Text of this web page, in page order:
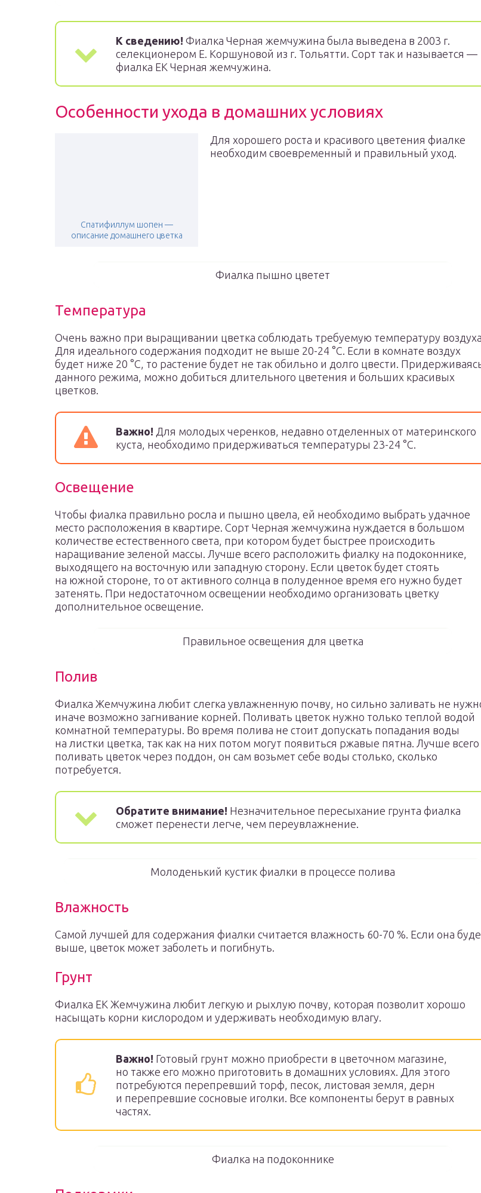
К сведению! Фиалка Черная жемчужина была выведена в 2003 г.
селекционером Е. Коршуновой из г. Тольятти. Сорт так и называется —
фиалка ЕК Черная жемчужина.
Особенности ухода в домашних условиях
Спатифиллум шопен —
описание домашнего цветка
Для хорошего роста и красивого цветения фиалке
необходим своевременный и правильный уход.
Фиалка пышно цветет
Температура
Очень важно при выращивании цветка соблюдать требуемую температуру
Для идеального содержания подходит не выше 20-24 °С. Если в комнате воздух
будет ниже 20 °С, то растение будет не так обильно и долго цвести.
данного режима, можно добиться длительного цветения и больших красивых
цветков.
Важно! Для молодых черенков, недавно отделенных от материнского
куста, необходимо придерживаться температуры 23-24 °С.
Освещение
Чтобы фиалка правильно росла и пышно цвела, ей необходимо выбрать удачное
место расположения в квартире. Сорт Черная жемчужина нуждается в большом
количестве естественного света, при котором будет быстрее происходить
наращивание зеленой массы. Лучше всего расположить фиалку на подоконнике,
выходящего на восточную или западную сторону. Если цветок будет стоять
на южной стороне, то от активного солнца в полуденное время его нужно будет
затенять. При недостаточном освещении необходимо организовать цветку
дополнительное освещение.
Правильное освещения для цветка
Полив
Фиалка Жемчужина любит слегка увлажненную почву, но сильно заливать не
иначе возможно загнивание корней. Поливать цветок нужно только теплой водой
комнатной температуры. Во время полива не стоит допускать попадания воды
на листки цветка, так как на них потом могут появиться ржавые пятна. Лучше всего
поливать цветок через поддон, он сам возьмет себе воды столько, сколько
потребуется.
Обратите внимание! Незначительное пересыхание грунта фиалка
сможет перенести легче, чем переувлажнение.
Молоденький кустик фиалки в процессе полива
Влажность
Самой лучшей для содержания фиалки считается влажность 60-70 %. Если она
выше, цветок может заболеть и погибнуть.
Грунт
Фиалка EK Жемчужина любит легкую и рыхлую почву, которая позволит хорошо
насыщать корни кислородом и удерживать необходимую влагу.
Важно! Готовый грунт можно приобрести в цветочном магазине,
но также его можно приготовить в домашних условиях. Для этого
потребуются перепревший торф, песок, листовая земля, дерн
и перепревшие сосновые иголки. Все компоненты берут в равных
частях.
Фиалка на подоконнике